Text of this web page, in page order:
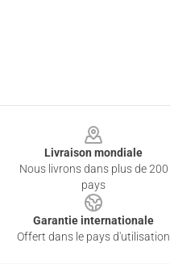
Livraison mondiale
Nous livrons dans plus de 200
pays
Garantie internationale
Offert dans le pays d'utilisation